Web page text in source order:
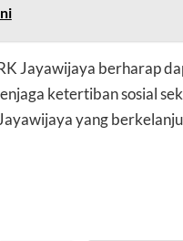
Jayawijaya berharap
ketertiban sosial
yang